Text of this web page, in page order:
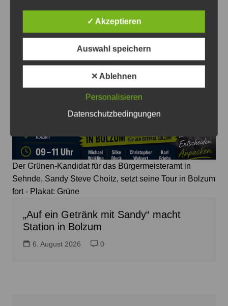
0
Der Grünen-Kandidat für das Bürgermeisteramt in
Sehnde, Sandy Steve Choitz, setzt seine Tour in Bolzum
fort - Plakat: Grüne
„Auf ein Getränk mit Sandy“ macht
Station in Bolzum
6. August 2026 0
✓ Akzeptieren
Auswahl speichern
✕ Ablehnen
Personalisieren
Datenschutzbedingungen